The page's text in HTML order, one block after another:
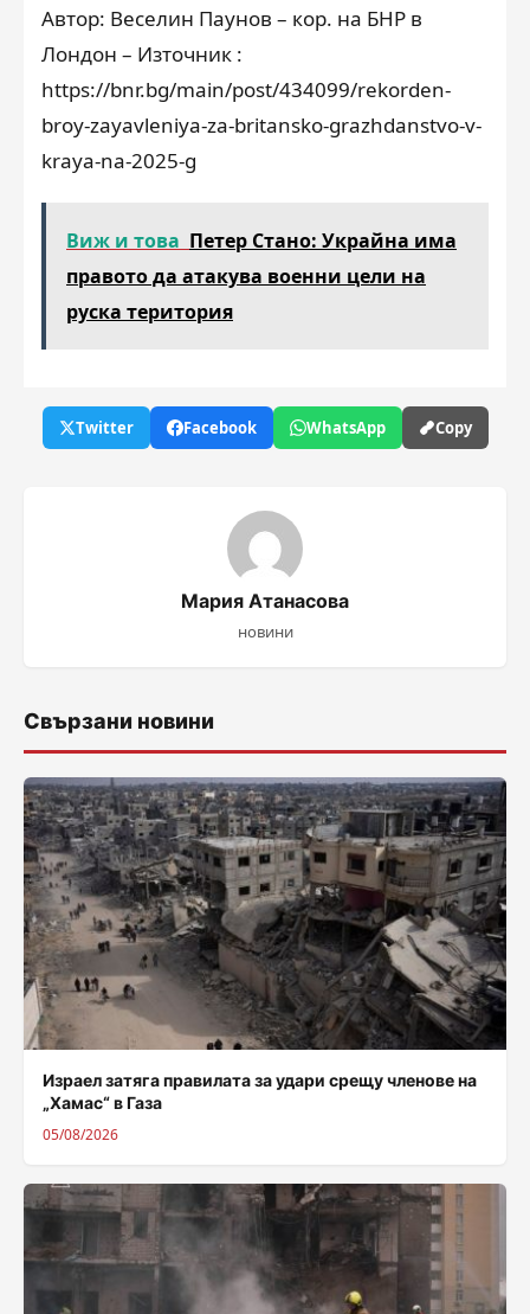
Автор: Веселин Паунов – кор. на БНР в
Лондон – Източник :
https://bnr.bg/main/post/434099/rekorden-
broy-zayavleniya-za-britansko-grazhdanstvo-v-
kraya-na-2025-g
Виж и това Петер Стано: Украйна има
правото да атакува военни цели на
руска територия
Twitter Facebook WhatsApp Copy
Мария Атанасова
новини
Свързани новини
Израел затяга правилата за удари срещу членове на
„Хамас“ в Газа
05/08/2026